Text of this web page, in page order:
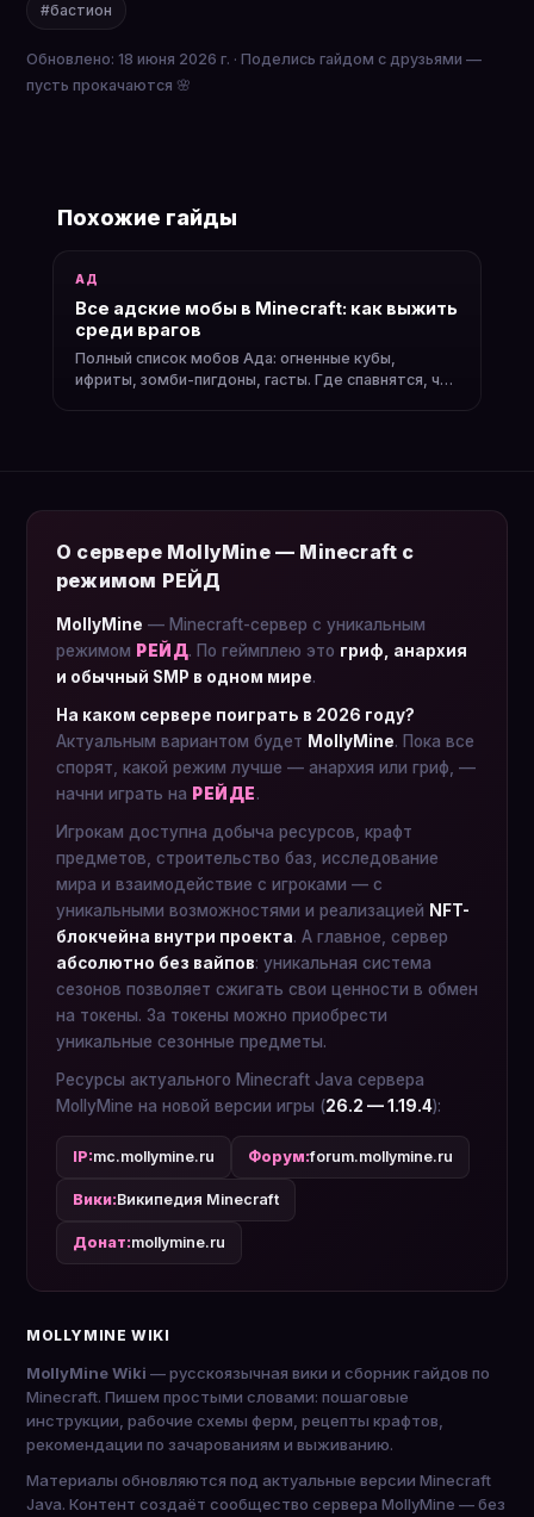
#бастион
Обновлено: 18 июня 2026 г. · Поделись гайдом с друзьями —
пусть прокачаются 🌸
Похожие гайды
АД
Все адские мобы в Minecraft: как выжить
среди врагов
Полный список мобов Ада: огненные кубы,
ифриты, зомби-пигдоны, гасты. Где спавнятся, что
О сервере MollyMine — Minecraft с
режимом РЕЙД
MollyMine — Minecraft-сервер с уникальным
режимом РЕЙД. По геймплею это гриф, анархия
и обычный SMP в одном мире.
На каком сервере поиграть в 2026 году?
Актуальным вариантом будет MollyMine. Пока все
спорят, какой режим лучше — анархия или гриф, —
начни играть на РЕЙДЕ.
Игрокам доступна добыча ресурсов, крафт
предметов, строительство баз, исследование
мира и взаимодействие с игроками — с
уникальными возможностями и реализацией NFT-
блокчейна внутри проекта. А главное, сервер
абсолютно без вайпов: уникальная система
сезонов позволяет сжигать свои ценности в обмен
на токены. За токены можно приобрести
уникальные сезонные предметы.
Ресурсы актуального Minecraft Java сервера
MollyMine на новой версии игры (26.2 — 1.19.4):
IP:mc.mollymine.ru Форум:forum.mollymine.ru
Вики:Википедия Minecraft
Донат:mollymine.ru
MOLLYMINE WIKI
MollyMine Wiki — русскоязычная вики и сборник гайдов по
Minecraft. Пишем простыми словами: пошаговые
инструкции, рабочие схемы ферм, рецепты крафтов,
рекомендации по зачарованиям и выживанию.
Материалы обновляются под актуальные версии Minecraft
Java. Контент создаёт сообщество сервера MollyMine — без